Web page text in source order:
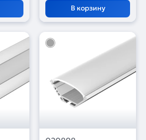
В корзину